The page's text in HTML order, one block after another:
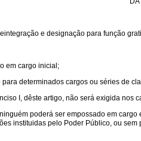
e designação para função
em cargo inicial;
determinados cargos ou séries de
I, dêste artigo, não será exigida nos
poderá ser empossado em
instituidas pelo Poder Público, ou